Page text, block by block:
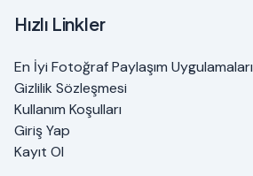
Hızlı Linkler
En İyi Fotoğraf Paylaşım Uygulamaları
Gizlilik Sözleşmesi
Kullanım Koşulları
Giriş Yap
Kayıt Ol